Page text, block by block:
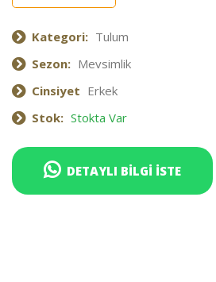
Kategori: Tulum
Sezon: Mevsimlik
Cinsiyet Erkek
Stok: Stokta Var
DETAYLI BİLGİ İSTE